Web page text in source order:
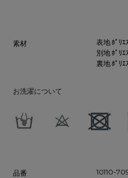
素材
表地 ﾎﾟﾘｴ
別地 ﾎﾟﾘ
裏地 ﾎﾟﾘ
お洗濯について
品番
10110-